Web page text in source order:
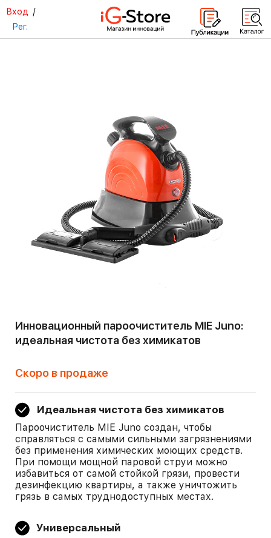
Вход /
Рег.
Инновационный пароочиститель MIE Juno:
идеальная чистота без химикатов
Скоро в продаже
Идеальная чистота без химикатов
Пароочиститель MIE Juno создан, чтобы
справляться с самыми сильными загрязнениями
без применения химических моющих средств.
При помощи мощной паровой струи можно
избавиться от самой стойкой грязи, провести
дезинфекцию квартиры, а также уничтожить
грязь в самых труднодоступных местах.
Универсальный